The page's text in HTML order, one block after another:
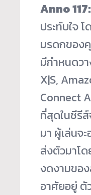
Anno
ประทับใจ
มรดกของ
มีกำหนดว
X|S,
Connect
ที่สุดในซีรี
มา ผู้เล่นจ
ส่งตัวมาโ
งดงามขอ
อาศัยอยู่ ตั